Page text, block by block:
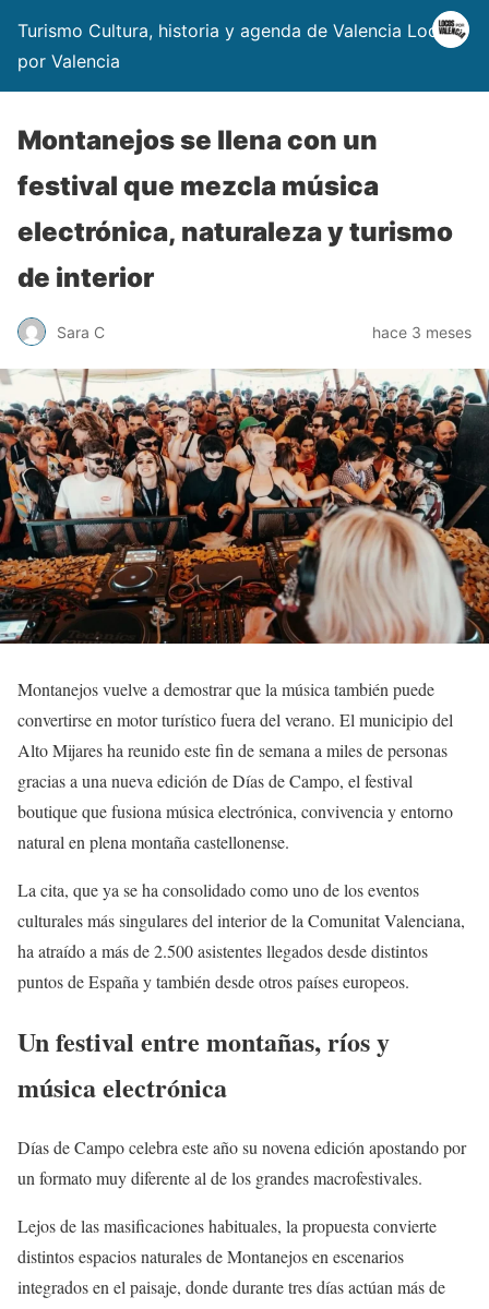
Turismo Cultura, historia y agenda de Valencia Locos
por Valencia
Montanejos se llena con un
festival que mezcla música
electrónica, naturaleza y turismo
de interior
Sara C hace 3 meses
Montanejos vuelve a demostrar que la música también puede
convertirse en motor turístico fuera del verano. El municipio del
Alto Mijares ha reunido este fin de semana a miles de personas
gracias a una nueva edición de Días de Campo, el festival
boutique que fusiona música electrónica, convivencia y entorno
natural en plena montaña castellonense.
La cita, que ya se ha consolidado como uno de los eventos
culturales más singulares del interior de la Comunitat Valenciana,
ha atraído a más de 2.500 asistentes llegados desde distintos
puntos de España y también desde otros países europeos.
Un festival entre montañas, ríos y
música electrónica
Días de Campo celebra este año su novena edición apostando por
un formato muy diferente al de los grandes macrofestivales.
Lejos de las masificaciones habituales, la propuesta convierte
distintos espacios naturales de Montanejos en escenarios
integrados en el paisaje, donde durante tres días actúan más de